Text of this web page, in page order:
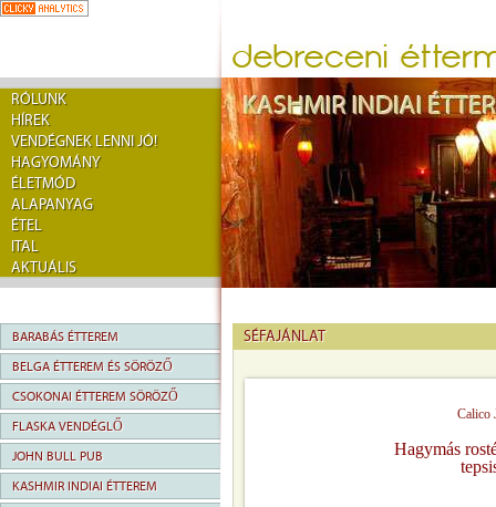
RÓLUNK
HÍREK
VENDÉGNEK LENNI JÓ!
HAGYOMÁNY
ÉLETMÓD
ALAPANYAG
ÉTEL
ITAL
AKTUÁLIS
BARABÁS ÉTTEREM
BELGA ÉTTEREM ÉS SÖRÖZŐ
CSOKONAI ÉTTEREM SÖRÖZŐ
FLASKA VENDÉGLŐ
JOHN BULL PUB
KASHMIR INDIAI ÉTTEREM
SÉFAJÁNLAT
Calico
Hagymás